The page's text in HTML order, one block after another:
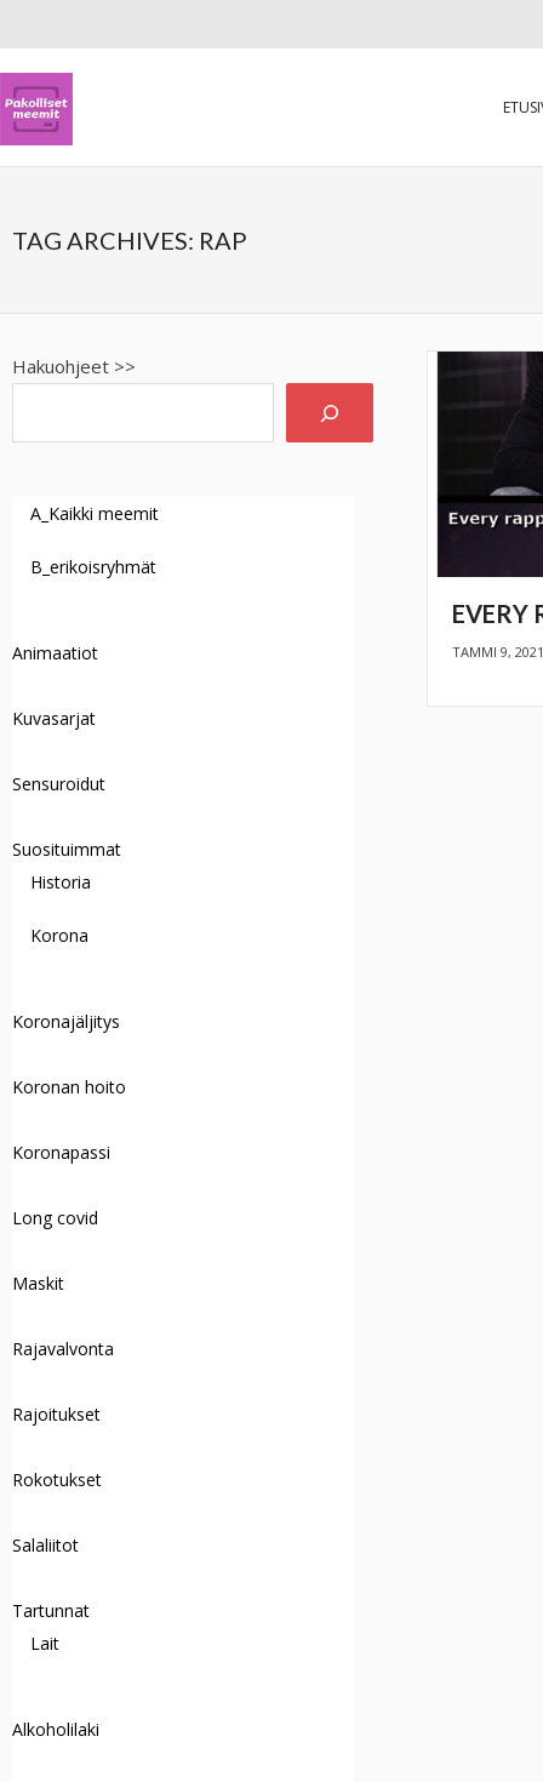
TAG ARCHIVES: RAP
EVERY
TAMMI 9,
Hakuohjeet >>
A_Kaikki meemit
B_erikoisryhmät
Animaatiot
Kuvasarjat
Sensuroidut
Suosituimmat
Historia
Korona
Koronajäljitys
Koronan hoito
Koronapassi
Long covid
Maskit
Rajavalvonta
Rajoitukset
Rokotukset
Salaliitot
Tartunnat
Lait
Alkoholilaki